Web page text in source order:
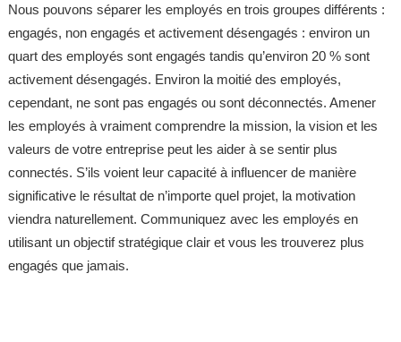
Nous pouvons séparer les employés en trois groupes différents :
engagés, non engagés et activement désengagés : environ un
quart des employés sont engagés tandis qu’environ 20 % sont
activement désengagés. Environ la moitié des employés,
cependant, ne sont pas engagés ou sont déconnectés. Amener
les employés à vraiment comprendre la mission, la vision et les
valeurs de votre entreprise peut les aider à se sentir plus
connectés. S’ils voient leur capacité à influencer de manière
significative le résultat de n’importe quel projet, la motivation
viendra naturellement. Communiquez avec les employés en
utilisant un objectif stratégique clair et vous les trouverez plus
engagés que jamais.